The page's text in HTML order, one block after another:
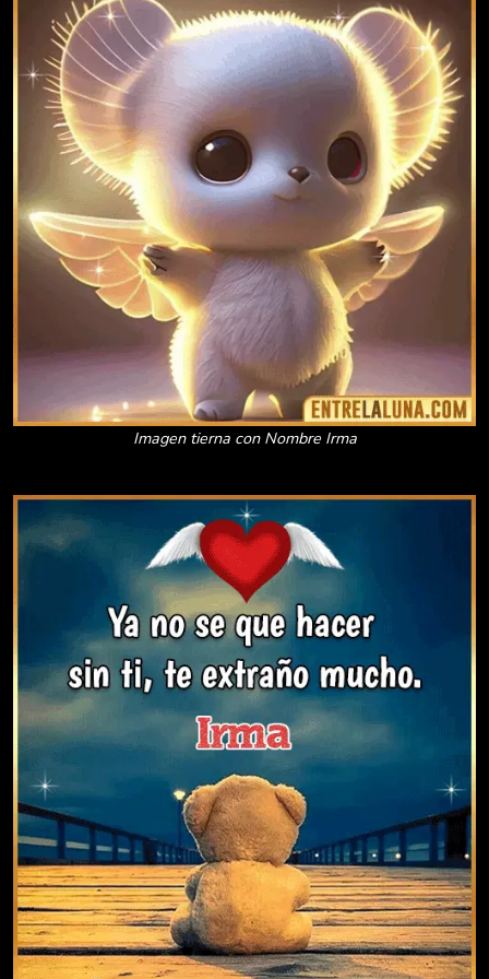
Imagen tierna con Nombre Irma